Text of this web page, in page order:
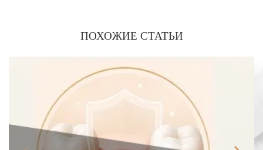
ПОХОЖИЕ СТАТЬИ